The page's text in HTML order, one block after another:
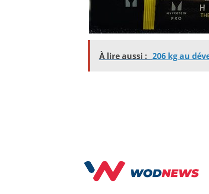
À lire aussi : 206 kg au